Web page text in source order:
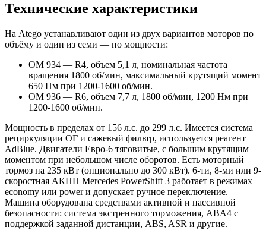
Технические характеристики
На Atego устанавливают один из двух вариантов моторов по
объёму и один из семи — по мощности:
ОМ 934 — R4, объем 5,1 л, номинальная частота
вращения 1800 об/мин, максимальный крутящий момент
650 Нм при 1200-1600 об/мин.
ОМ 936 — R6, объем 7,7 л, 1800 об/мин, 1200 Нм при
1200-1600 об/мин.
Мощность в пределах от 156 л.с. до 299 л.с. Имеется система
рециркуляции ОГ и сажевый фильтр, используется реагент
AdBlue. Двигатели Евро-6 тяговитые, с большим крутящим
моментом при небольшом числе оборотов. Есть моторный
тормоз на 235 кВт (опционально до 300 кВт). 6-ти, 8-ми или 9-
скоростная АКПП Mercedes PowerShift 3 работает в режимах
economy или power и допускает ручное переключение.
Машина оборудована средствами активной и пассивной
безопасности: система экстренного торможения, ABA4 с
поддержкой заданной дистанции, ABS, ASR и другие.